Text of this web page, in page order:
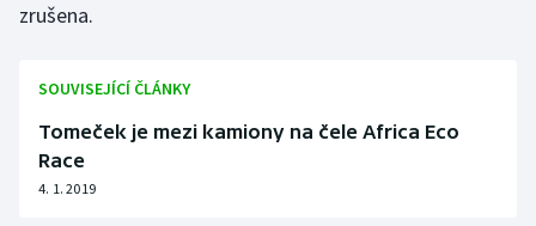
Motorsport
Olympijské hry
Parasport
Plavání
zrušena.
SOUVISEJÍCÍ ČLÁNKY
Tomeček je mezi kamiony na čele Africa Eco
Race
4. 1. 2019